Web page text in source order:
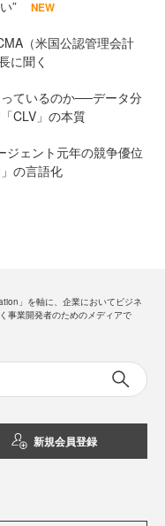
”
NEW
（米国公認管理会計
に聞く
ているのか──データ分
CLV」の本質
ジェント元年の競争優位
の言語化
」を軸に、企業においてビジネ
事業開発者のためのメディアで
新規会員登録